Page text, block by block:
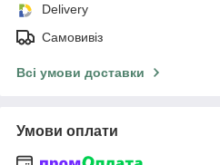
Delivery
Самовивіз
Всі умови доставки
Умови оплати